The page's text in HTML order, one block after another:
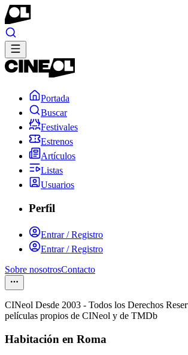
Portada
Buscar
Festivales
Estrenos
Artículos
Listas
Usuarios
Perfil
Entrar / Registro
Entrar / Registro
Sobre nosotrosContacto
CINeol Desde 2003 - Todos los Derechos
películas propios de CINeol y de TMDb
Habitación en Roma